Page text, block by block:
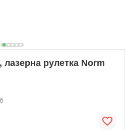
рулетка Norm